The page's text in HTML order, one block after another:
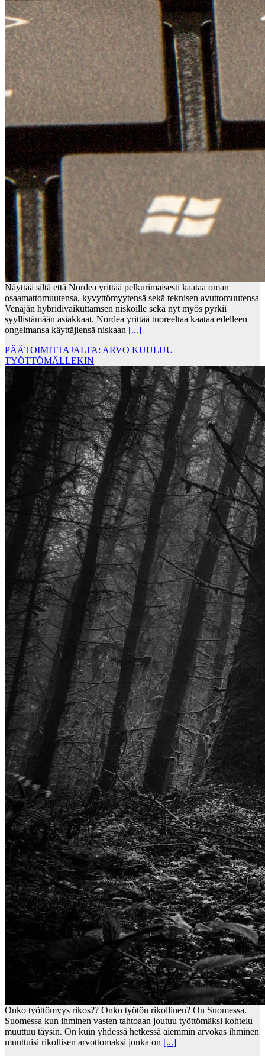
Näyttää siltä että Nordea yrittää pelkurimaisesti kaataa oman
osaamattomuutensa, kyvyttömyytensä sekä teknisen avuttomuutensa
Venäjän hybridivaikuttamsen niskoille sekä nyt myös pyrkii
syyllistämään asiakkaat. Nordea yrittää tuoreeltaa kaataa edelleen
ongelmansa käyttäjiensä niskaan [...]
PÄÄTOIMITTAJALTA: ARVO KUULUU
TYÖTTÖMÄLLEKIN
Onko työttömyys rikos?? Onko työtön rikollinen? On Suomessa.
Suomessa kun ihminen vasten tahtoaan joutuu työttömäksi kohtelu
muuttuu täysin. On kuin yhdessä hetkessä aiemmin arvokas ihminen
muuttuisi rikollisen arvottomaksi jonka on [...]